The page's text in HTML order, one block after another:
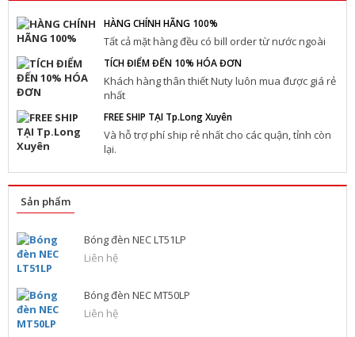
HÀNG CHÍNH HÃNG 100%
Tất cả mặt hàng đều có bill order từ nước ngoài
TÍCH ĐIỂM ĐẾN 10% HÓA ĐƠN
Khách hàng thân thiết Nuty luôn mua được giá rẻ
nhất
FREE SHIP TẠI Tp.Long Xuyên
Và hỗ trợ phí ship rẻ nhất cho các quận, tỉnh còn
lại.
Sản phẩm
Bóng đèn NEC LT51LP
Liên hệ
Bóng đèn NEC MT50LP
Liên hệ